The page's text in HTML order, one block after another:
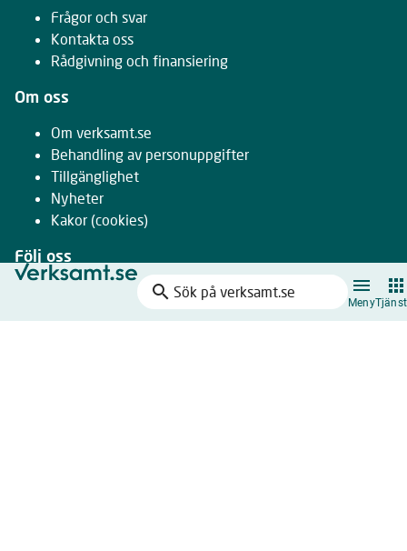
search
Sök
på
Meny
Frågor och svar
Kontakta oss
Rådgivning och finansiering
Om oss
Om verksamt.se
Behandling av personuppgifter
Tillgänglighet
Nyheter
Kakor (cookies)
Följ oss
Facebook